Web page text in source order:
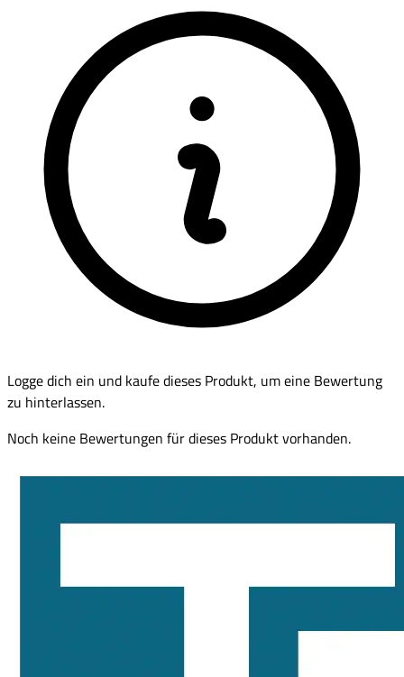
Logge dich ein und kaufe dieses Produkt, um eine Bewertung
zu hinterlassen.
Noch keine Bewertungen für dieses Produkt vorhanden.